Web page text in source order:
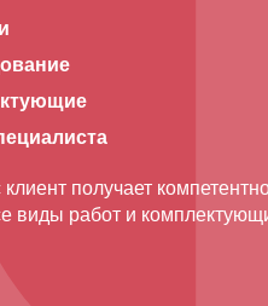
получает
виды работ и